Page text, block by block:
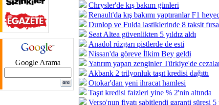
Google Arama
Chrysler'de kış bakım günleri
Renault'da kış bakımı yaptıranlar F1
Dunlop ve Fulda lastiklerinde 8 taksit
Seat Altea güvenlikten 5 yıldız aldı
Anadol rüzgarı pistlerde de esti
Nissan'da göreve İlkim Bey geldi
Yatırım yapan zenginler Türkiye'de
Akbank 2 trilyonluk taşıt kredisi dağıttı
Otokar'dan yeni ihracat hamlesi
Taşıt kredisi faizleri yine % 2'nin altında
Verso'nun fiyatı sabitlendi garanti süresi 5